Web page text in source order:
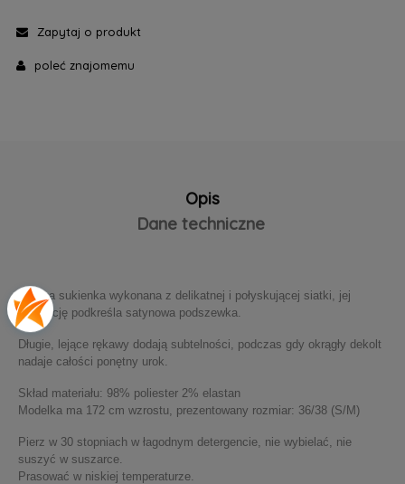
Zapytaj o produkt
poleć znajomemu
Opis
Dane techniczne
Urocza sukienka wykonana z delikatnej i połyskującej siatki, jej
elegancję podkreśla satynowa podszewka.
Długie, lejące rękawy dodają subtelności, podczas gdy okrągły dekolt
nadaje całości ponętny urok.
Skład materiału: 98% poliester 2% elastan
Modelka ma 172 cm wzrostu, prezentowany rozmiar: 36/38 (S/M)
Pierz w 30 stopniach w łagodnym detergencie, nie wybielać, nie
suszyć w suszarce.
Prasować w niskiej temperaturze.